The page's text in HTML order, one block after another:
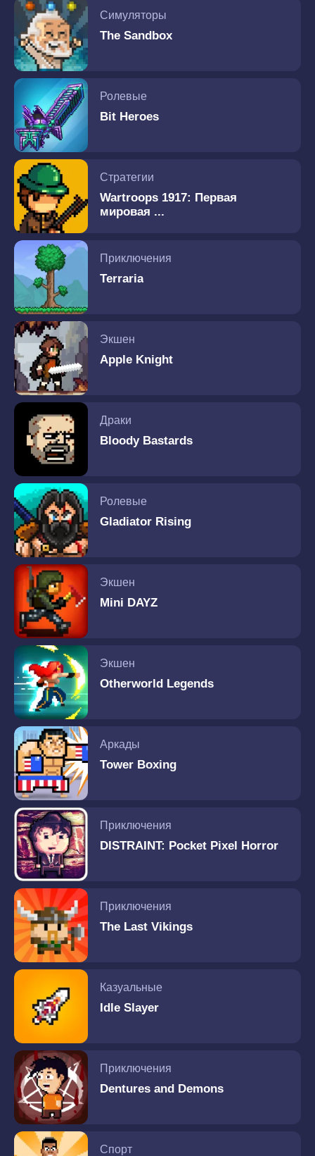
Симуляторы
The Sandbox
Ролевые
Bit Heroes
Стратегии
Wartroops 1917: Первая
мировая ...
Приключения
Terraria
Экшен
Apple Knight
Драки
Bloody Bastards
Ролевые
Gladiator Rising
Экшен
Mini DAYZ
Экшен
Otherworld Legends
Аркады
Tower Boxing
Приключения
DISTRAINT: Pocket Pixel Horror
Приключения
The Last Vikings
Казуальные
Idle Slayer
Приключения
Dentures and Demons
Спорт